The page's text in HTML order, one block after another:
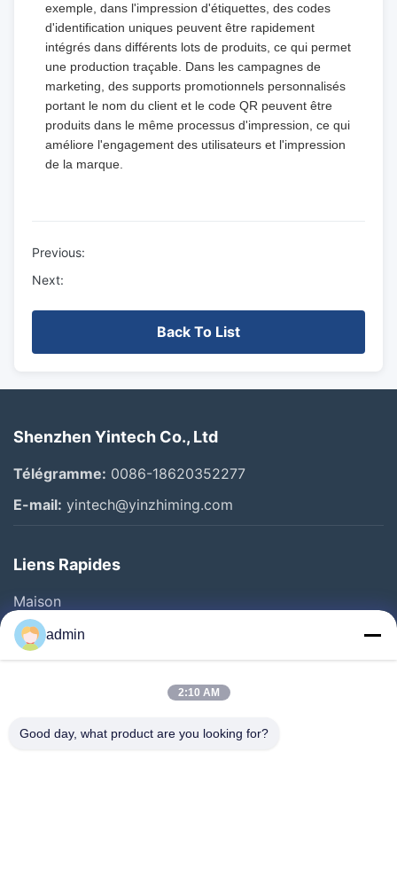
exemple, dans l'impression d'étiquettes, des codes
d'identification uniques peuvent être rapidement
intégrés dans différents lots de produits, ce qui permet
une production traçable. Dans les campagnes de
marketing, des supports promotionnels personnalisés
portant le nom du client et le code QR peuvent être
produits dans le même processus d'impression, ce qui
améliore l'engagement des utilisateurs et l'impression
de la marque.
Previous:
Next:
Back To List
Shenzhen Yintech Co., Ltd
Télégramme: 0086-18620352277
E-mail: yintech@yinzhiming.com
Liens Rapides
Maison
Produits
Vidéos
Visite D'usine
admin
2:10 AM
Good day, what product are you looking for?